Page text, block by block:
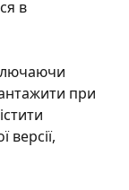
в
при